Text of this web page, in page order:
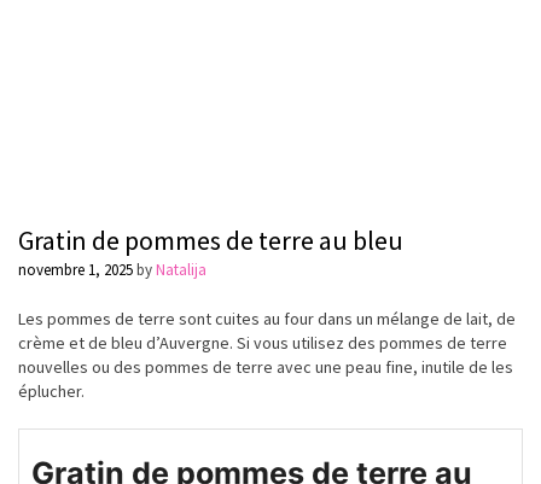
Gratin de pommes de terre au bleu
novembre 1, 2025byNatalija
Les pommes de terre sont cuites au four dans un mélange de lait, de
crème et de bleu d’Auvergne. Si vous utilisez des pommes de terre
nouvelles ou des pommes de terre avec une peau fine, inutile de les
éplucher.
Gratin de pommes de terre au